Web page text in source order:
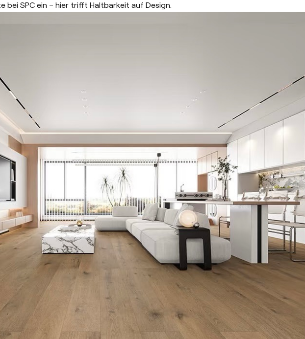
bei SPC ein – hier trifft Haltbarkeit auf Design.